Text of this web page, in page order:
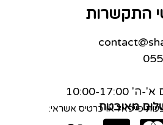
התקשרות
17:00
מאובטח
פייפאל או כרטיס אשראי: